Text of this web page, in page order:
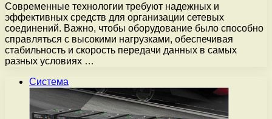
Современные технологии требуют надежных и
эффективных средств для организации сетевых
соединений. Важно, чтобы оборудование было способно
справляться с высокими нагрузками, обеспечивая
стабильность и скорость передачи данных в самых
разных условиях …
Система